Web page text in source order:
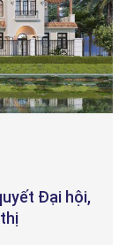
BGI, các đối tác
Đại hội,